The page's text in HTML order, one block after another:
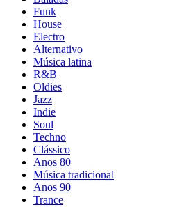
Funk
House
Electro
Alternativo
Música latina
R&B
Oldies
Jazz
Indie
Soul
Techno
Clássico
Anos 80
Música tradicional
Anos 90
Trance